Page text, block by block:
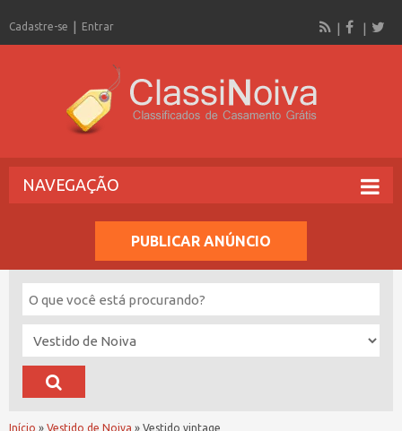
Cadastre-se Entrar
NAVEGAÇÃO
PUBLICAR ANÚNCIO
Início » Vestido de Noiva » Vestido vintage